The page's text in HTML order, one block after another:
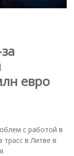
евро
с работой в
трасс в Литве в